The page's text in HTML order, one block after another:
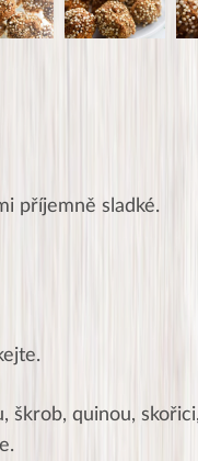
příjemně sladké.
škrob, quinou, skořici,